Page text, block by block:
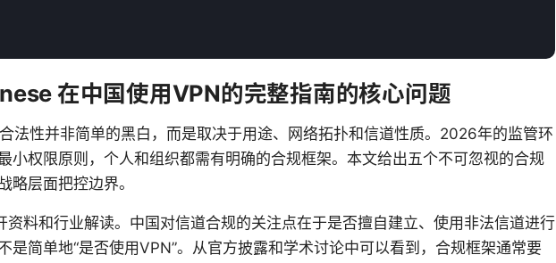
在中国使用VPN的完整指南的核心问题
法性并非简单的黑白，而是取决于用途、网络拓扑和信道性质。2026年的监管环
小权限原则，个人和组织都需有明确的合规框架。本文给出五个不可忽视的合规
略层面把控边界。
料和行业解读。中国对信道合规的关注点在于是否擅自建立、使用非法信道进行
是简单地“是否使用VPN”。从官方披露和学术讨论中可以看到，合规框架通常要